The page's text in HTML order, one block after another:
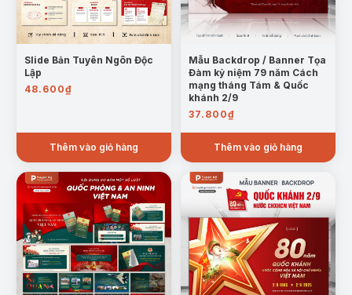
Slide Bản Tuyên Ngôn Độc
Lập
48.600₫
Thêm vào giỏ hàng
Mẫu Backdrop / Banner Tọa
Đàm kỷ niệm 79 năm Cách
mạng tháng Tám & Quốc
khánh 2/9
37.800₫
Thêm vào giỏ hàng